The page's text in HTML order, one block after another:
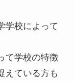
学校によって
て学校の特徴
えている方も